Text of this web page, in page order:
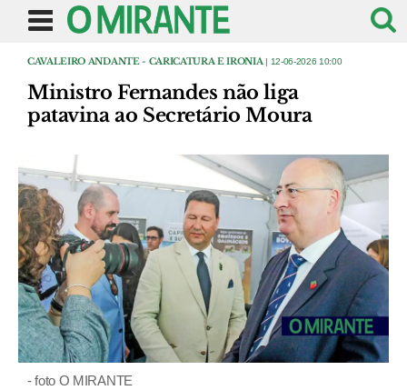
CAVALEIRO ANDANTE - CARICATURA E IRONIA | 12-06-2026 10:00
Ministro Fernandes não liga
patavina ao Secretário Moura
- foto O MIRANTE